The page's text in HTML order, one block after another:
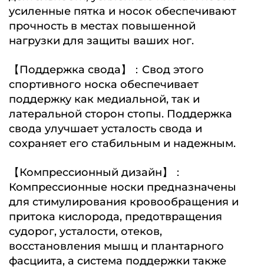
усиленные пятка и носок обеспечивают
прочность в местах повышенной
нагрузки для защиты ваших ног.
【Поддержка свода】：Свод этого
спортивного носка обеспечивает
поддержку как медиальной, так и
латеральной сторон стопы. Поддержка
свода улучшает усталость свода и
сохраняет его стабильным и надежным.
【Компрессионный дизайн】：
Компрессионные носки предназначены
для стимулирования кровообращения и
притока кислорода, предотвращения
судорог, усталости, отеков,
восстановления мышц и плантарного
фасциита, а система поддержки также